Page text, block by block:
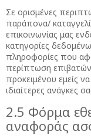
Σε ορισμένες
παράπονα/
επικοινωνίας μας
κατηγορίες
πληροφορίες που
περίπτωση επιβατών
προκειμένου εμείς
ιδιαίτερες ανάγκες
2.5 Φόρμα
αναφοράς